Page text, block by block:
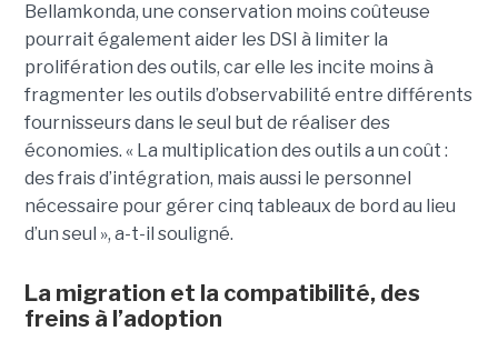
Bellamkonda, une conservation moins coûteuse
pourrait également aider les DSI à limiter la
prolifération des outils, car elle les incite moins à
fragmenter les outils d’observabilité entre différents
fournisseurs dans le seul but de réaliser des
économies. « La multiplication des outils a un coût :
des frais d’intégration, mais aussi le personnel
nécessaire pour gérer cinq tableaux de bord au lieu
d’un seul », a-t-il souligné.
La migration et la compatibilité, des
freins à l’adoption